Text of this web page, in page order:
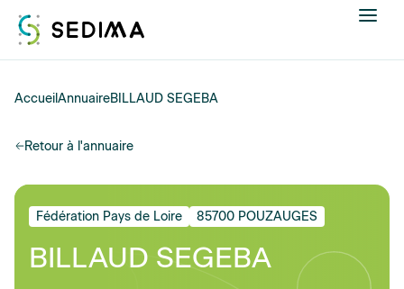
Nous connaître
Actualités
Assistance et expertise
AccueilAnnuaireBILLAUD SEGEBA
Retour à l'annuaire
Fédération Pays de Loire 85700 POUZAUGES
BILLAUD SEGEBA